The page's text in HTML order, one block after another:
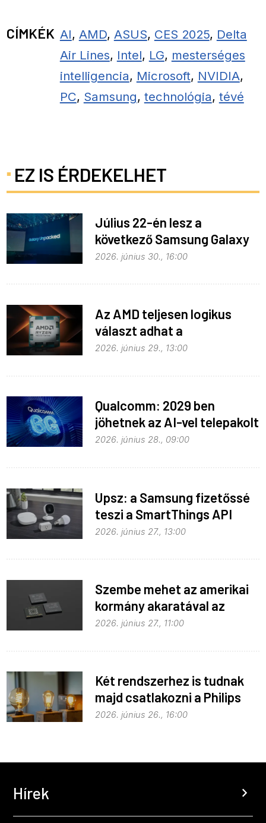
CÍMKÉK AI, AMD, ASUS, CES 2025, Delta
Air Lines, Intel, LG, mesterséges
intelligencia, Microsoft, NVIDIA,
PC, Samsung, technológia, tévé
EZ IS ÉRDEKELHET
Július 22-én lesz a
következő Samsung Galaxy
Unpacked – ez várható
2026. június 30., 16:00
Az AMD teljesen logikus
választ adhat a
memóriaválságra
2026. június 29., 13:00
Qualcomm: 2029 ben
jöhetnek az AI-vel telepakolt
6G-s telefonok
2026. június 28., 09:00
Upsz: a Samsung fizetőssé
teszi a SmartThings API
hozzáférést
2026. június 27., 13:00
Szembe mehet az amerikai
kormány akaratával az
Apple
2026. június 27., 11:00
Két rendszerhez is tudnak
majd csatlakozni a Philips
Hue égők
2026. június 26., 16:00
Hírek chevron_right